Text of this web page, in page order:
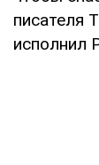
писателя
исполнил